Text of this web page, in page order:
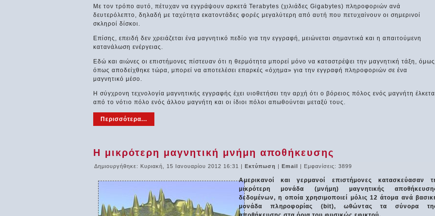
Με τον τρόπο αυτό, πέτυχαν να εγγράψουν αρκετά Terabytes (χιλιάδες Gigabytes) πληροφοριών ανά
δευτερόλεπτο, δηλαδή με ταχύτητα εκατοντάδες φορές μεγαλύτερη από αυτή που πετυχαίνουν οι σημερινοί
σκληροί δίσκοι.
Επίσης, επειδή δεν χρειάζεται ένα μαγνητικό πεδίο για την εγγραφή, μειώνεται σημαντικά και η απαιτούμενη
κατανάλωση ενέργειας.
Εδώ και αιώνες οι επιστήμονες πίστευαν ότι η θερμότητα μπορεί μόνο να καταστρέψει την μαγνητική τάξη,
όπως αποδείχθηκε τώρα, μπορεί να αποτελέσει επαρκές «όχημα» για την εγγραφή πληροφοριών σε ένα
μαγνητικό μέσο.
Η σύγχρονη τεχνολογία μαγνητικής εγγραφής έχει υιοθετήσει την αρχή ότι ο βόρειος πόλος ενός μαγνήτη
από το νότιο πόλο ενός άλλου μαγνήτη και οι ίδιοι πόλοι απωθούνται μεταξύ τους.
Περισσότερα...
Η μικρότερη μαγνητική μνήμη αποθήκευσης
Δημιουργήθηκε: Κυριακή, 15 Ιανουαρίου 2012 16:31 | Εκτύπωση | Email | Εμφανίσεις: 3899
Αμερικανοί και γερμανοί επιστήμονες κατασκεύασαν
μικρότερη μονάδα (μνήμη) μαγνητικής
δεδομένων, η οποία χρησιμοποιεί μόλις 12 άτομα ανά
μονάδα πληροφορίας (bit), ωθώντας τα σύνορα